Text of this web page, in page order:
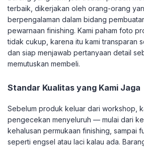
terbaik, dikerjakan oleh orang-orang
berpengalaman dalam bidang
pewarnaan finishing. Kami paham foto
tidak cukup, karena itu kami transparan
dan siap menjawab pertanyaan detail
memutuskan membeli.
Standar Kualitas yang Kami Jaga
Sebelum produk keluar dari workshop,
pengecekan menyeluruh — mulai dari
kehalusan permukaan finishing, sampai
seperti engsel atau laci kalau ada.